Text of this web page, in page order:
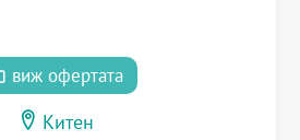
виж офертата
Китен